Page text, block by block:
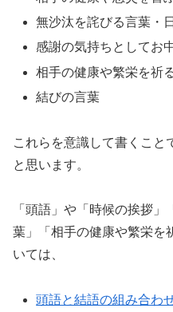
無沙汰を詫びる言葉・
感謝の気持ちとしてお
相手の健康や繁栄を祈
結びの言葉
これらを意識して書くこと
と思います。
「頭語」や「時候の挨拶
葉」「相手の健康や繁栄を
いては、
頭語と結語の組み合わ